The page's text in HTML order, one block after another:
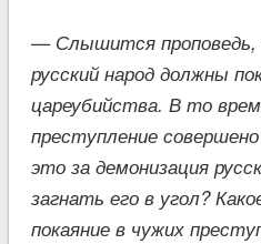
— Слышится проповедь,
русский народ должны
цареубийства. В то
преступление
это за демонизация
загнать его в угол?
покаяние в чужих